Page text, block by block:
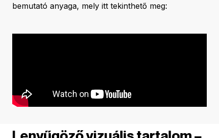
bemutató anyaga, mely itt tekinthető meg: